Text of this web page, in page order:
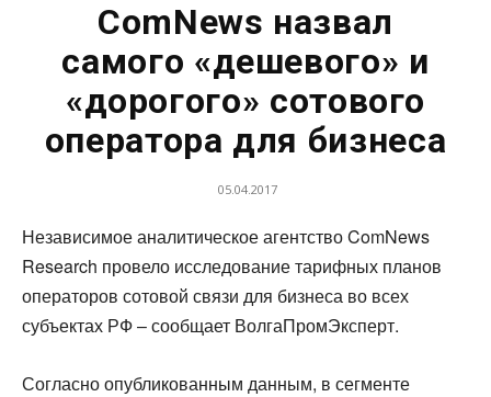
ComNews назвал
самого «дешевого» и
«дорогого» сотового
оператора для бизнеса
05.04.2017
Независимое аналитическое агентство ComNews
Research провело исследование тарифных планов
операторов сотовой связи для бизнеса во всех
субъектах РФ – сообщает ВолгаПромЭксперт.
Согласно опубликованным данным, в сегменте